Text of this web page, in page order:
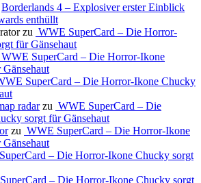
Borderlands 4 – Explosiver erster Einblick
enthüllt
zu WWE SuperCard – Die Horror-
für Gänsehaut
WWE SuperCard – Die Horror-Ikone
SuperCard – Die Horror-Ikone Chucky
radarzu WWE SuperCard – Die
sorgt für Gänsehaut
zu WWE SuperCard – Die Horror-Ikone
– Die Horror-Ikone Chucky sorgt
– Die Horror-Ikone Chucky sorgt